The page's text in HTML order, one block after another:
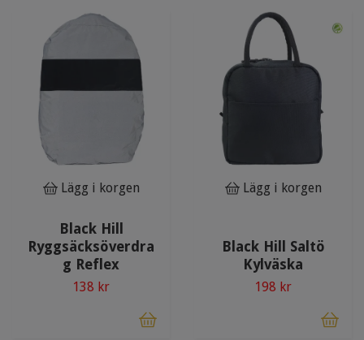
Lägg i korgen
Black Hill
Ryggsäcksöverdra
g Reflex
138 kr
Lägg i korgen
Black Hill Saltö
Kylväska
198 kr